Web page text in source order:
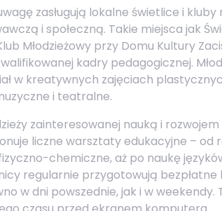
zasługują lokalne świetlice i kluby
i społeczną. Takie miejsca jak
Młodzieżowy przy Domu Kultury
kadry pedagogicznej.
w kreatywnych zajęciach
i teatralne.
zainteresowanej nauką i
liczne warsztaty edukacyjne – od
chemiczne, aż po naukę
regularnie przygotowują bezpłatne
w dni powszednie, jak i w weekendy.